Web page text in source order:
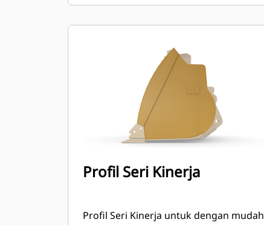
pengisian untuk bucket Seri Kinerja
kapasitas maksimal yang ditentukan.
Profil Seri Kinerja
Profil Seri Kinerja untuk dengan mudah